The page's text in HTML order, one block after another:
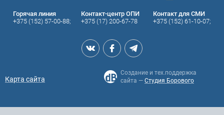
Горячая линия
+375 (152) 57-00-88;
Контакт-центр ОПИ
+375 (17) 200-67-78
Контакт для СМИ
+375 (152) 61-10-07;
Карта сайта
Создание и тех.поддержка
сайта — Студия Борового